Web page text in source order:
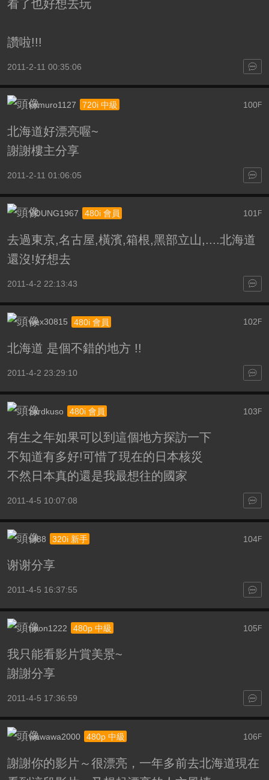
看了也好想去玩
讚啦!!!
2011-2-11 00:35:06
100F
komuro1127 720i 中級
北海道好漂亮喔~
謝謝樓主分享
2011-2-11 01:06:05
101 F
YOUNG1967 480i 會員
去過東京,名古屋,橫濱,箱根,黑部立山,....北海道
還沒!好想去
2011-4-2 22:13:43
102 F
wex30815 480i 會員
北海道 是個不錯的地方 !!
2011-4-2 23:29:10
103F
zardkuso 480i 會員
有生之年如果可以到這個地方探訪一下
不知道有多好!可惜了現在的日本核災
不然日本真的還是我最想往的國家
2011-4-5 10:07:08
104F
sil88 320i 新手
谢谢分享
2011-4-5 16:37:55
105F
noon1222 480p 中級
我只能看影片賞美景~
謝謝分享
2011-4-5 17:36:59
106 F
wawawa2000 480p 中級
謝謝你的影片～很漂亮，一年多前去北海道現在